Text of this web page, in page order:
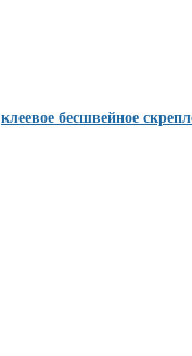
клеевое бесшвейное